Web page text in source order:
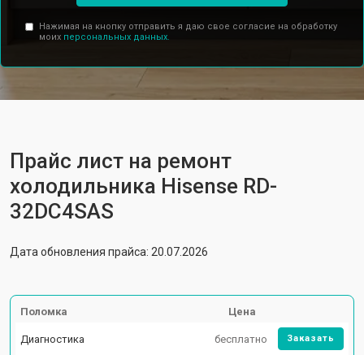
Нажимая на кнопку отправить я даю свое согласие на обработку
моих персональных данных.
Прайс лист на ремонт
холодильника Hisense RD-
32DC4SAS
Дата обновления прайса: 20.07.2026
Поломка Цена
Диагностика бесплатно Заказать